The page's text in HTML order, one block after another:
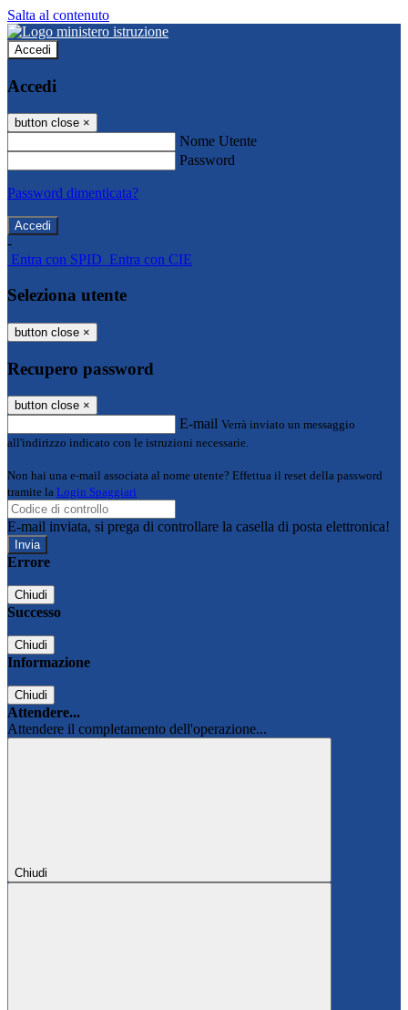
Salta al contenuto
Accedi
Accedi
button close ×
Nome Utente
Password
Password dimenticata?
-
Entra con SPID Entra con CIE
Seleziona utente
button close ×
Recupero password
button close ×
E-mail Verrà inviato un messaggio
all'indirizzo indicato con le istruzioni necessarie.
Non hai una e-mail associata al nome utente? Effettua il reset della password
tramite la Login Spaggiari
E-mail inviata, si prega di controllare la casella di posta elettronica!
Errore
Chiudi
Successo
Chiudi
Informazione
Chiudi
Attendere...
Attendere il completamento dell'operazione...
Chiudi